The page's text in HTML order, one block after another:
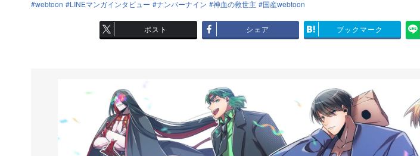
webtoon
LINEマンガインタビュー ナンバーナイン 神血の救世主 国産webtoon
ポスト シェア ブックマーク